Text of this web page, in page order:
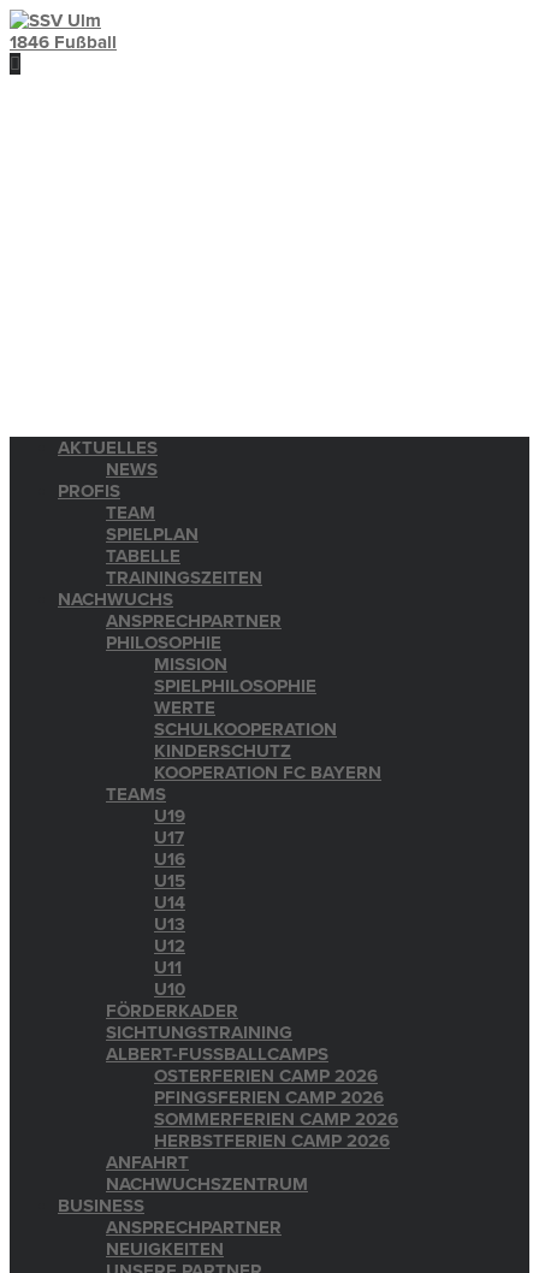
AKTUELLES
NEWS
PROFIS
TEAM
SPIELPLAN
TABELLE
TRAININGSZEITEN
NACHWUCHS
ANSPRECHPARTNER
PHILOSOPHIE
MISSION
SPIELPHILOSOPHIE
WERTE
SCHULKOOPERATION
KINDERSCHUTZ
KOOPERATION FC BAYERN
TEAMS
U19
U17
U16
U15
U14
U13
U12
U11
U10
FÖRDERKADER
SICHTUNGSTRAINING
ALBERT-FUSSBALLCAMPS
OSTERFERIEN CAMP 2026
PFINGSFERIEN CAMP 2026
SOMMERFERIEN CAMP 2026
HERBSTFERIEN CAMP 2026
ANFAHRT
NACHWUCHSZENTRUM
BUSINESS
ANSPRECHPARTNER
NEUIGKEITEN